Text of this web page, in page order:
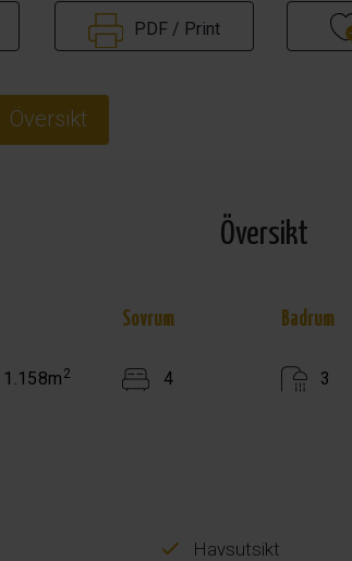
PDF / Print
Översikt
Översikt
1.158m 2
Sovrum
4
Badrum
3
Havsutsikt